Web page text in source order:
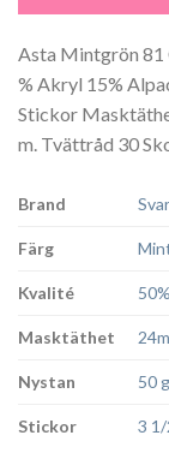
Asta Mintgrön 81
% Akryl 15%
Stickor
m. Tvättråd 30
Brand
Färg
Kvalité
Masktäthet 24m
Nystan 50
Stickor 3 1/